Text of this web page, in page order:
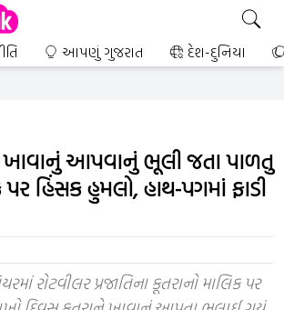
આપણું ગુજરાત દેશ-દુનિયા
આપવાનું ભૂલી જતા પાળતુ
પર હિંસક હુમલો, હાથ-પગમાં ફાડી
રોટવીલર પ્રજાતિના કૂતરાનો માલિક પર